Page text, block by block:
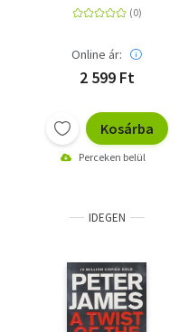
Online ár:
2 599 Ft
Kosárba
Perceken belül
IDEGEN